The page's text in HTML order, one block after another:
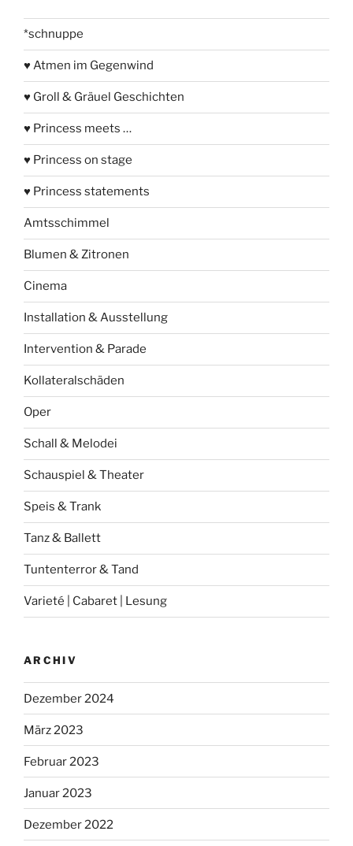
*schnuppe
♥ Atmen im Gegenwind
♥ Groll & Gräuel Geschichten
♥ Princess meets …
♥ Princess on stage
♥ Princess statements
Amtsschimmel
Blumen & Zitronen
Cinema
Installation & Ausstellung
Intervention & Parade
Kollateralschäden
Oper
Schall & Melodei
Schauspiel & Theater
Speis & Trank
Tanz & Ballett
Tuntenterror & Tand
Varieté | Cabaret | Lesung
ARCHIV
Dezember 2024
März 2023
Februar 2023
Januar 2023
Dezember 2022